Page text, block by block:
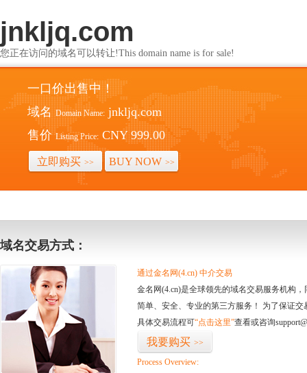
jnkljq.com
您正在访问的域名可以转让!This domain name is for sale!
一口价出售中！
域名 Domain Name: jnkljq.com
售价 Listing Price: CNY 999.00
立即购买 >> BUY NOW >>
域名交易方式：
通过金名网(4.cn) 中介交易
金名网(4.cn)是全球领先的域名交易服务机构
简单、安全、专业的第三方服务！ 为了保证
具体交易流程可“点击这里”查看或咨询
我要购买 >>
Process Overview: